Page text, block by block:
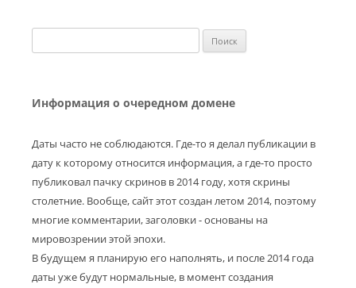
Информация о очередном домене
Даты часто не соблюдаются. Где-то я делал публикации в
дату к которому относится информация, а где-то просто
публиковал пачку скринов в 2014 году, хотя скрины
столетние. Вообще, сайт этот создан летом 2014, поэтому
многие комментарии, заголовки - основаны на
мировозрении этой эпохи.
В будущем я планирую его наполнять, и после 2014 года
даты уже будут нормальные, в момент создания